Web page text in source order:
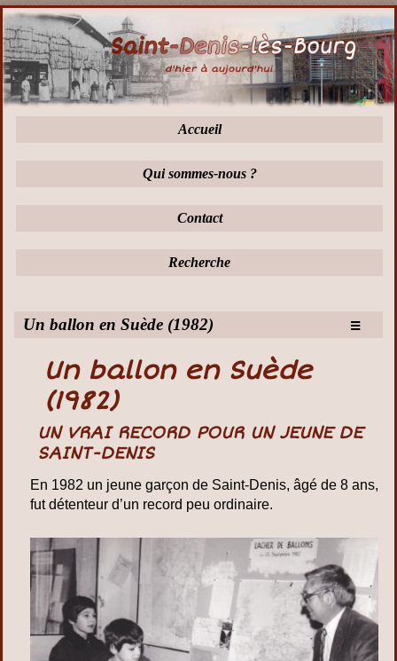
Accueil
Qui sommes-nous ?
Contact
Recherche
Un ballon en Suède (1982) ≡
Un ballon en Suède
(1982)
UN VRAI RECORD POUR UN JEUNE DE
SAINT-DENIS
En 1982 un jeune garçon de Saint-Denis, âgé de 8 ans,
fut détenteur d’un record peu ordinaire.